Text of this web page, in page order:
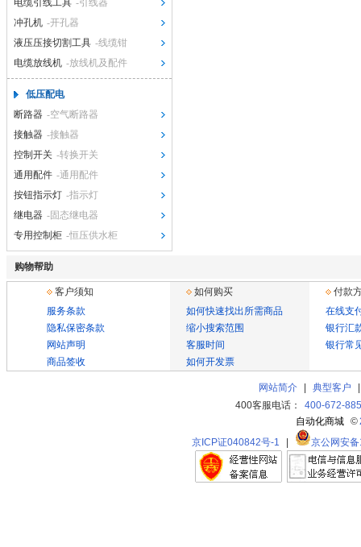
电缆引线工具 -引线器
冲孔机 -开孔器
液压压接切割工具 -线缆钳
电缆放线机 -放线机及配件
低压配电
断路器 -空气断路器
接触器 -接触器
控制开关 -转换开关
通用配件 -通用配件
按钮指示灯 -指示灯
继电器 -固态继电器
专用控制柜 -恒压供水柜
购物帮助
客户须知 如何购买
付款
服务条款
隐私保密条款
网站声明
商品签收
如何快速找出所需商品
缩小搜索范围
客服时间
如何开发票
在线支
银行汇
银行常
网站简介 典型客户
400客服电话：
400-672-
自动化商城
©
京ICP证040842号-1
京公网安